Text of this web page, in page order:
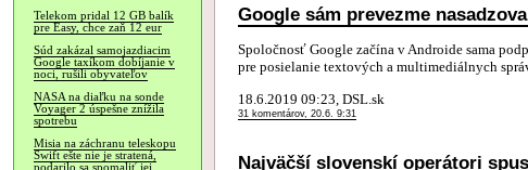
Telekom pridal 12 GB balík
pre Easy, chce zaň 12 eur
Súd zakázal samojazdiacim
Google taxíkom dobíjanie v
noci, rušili obyvateľov
NASA na diaľku na sonde
Voyager 2 úspešne znížila
spotrebu
Misia na záchranu teleskopu
Swift ešte nie je stratená,
podarilo sa spomaliť jej
Google sám prevezme
Spoločnosť Google začína v Androide sama
pre posielanie textových a multimediálnych
18.6.2019 09:23, DSL.sk
31 komentárov, 20.6. 9:31
Najväčší slovenskí operátori